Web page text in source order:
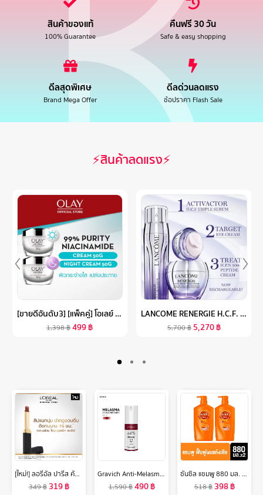
สินค้าของแท้
100% Guarantee
คืนฟรี 30 วัน
Safe & easy shopping
ดีลสุดพิเศษ
Brand Mega Offer
ดีลด่วนลดแรง
ช้อปราคา Flash Sale
⚡สินค้าลดแรง⚡
[ขายดีอันดับ3] [แพ็คคู่] โอเลย์ ลูมินัส ไลท์ เพอร์เฟคติ้ง เดย์ครีม 50 กรัม. + ไนท์ครีม 50 กรัม. ไนอะซินาไมด์ กระจ่างใส สกินแคร์ OLAY LUMINOUS LIGHT PERFECTING DAY SPF 15 PA++ 50G + NIGHT CREAM 50G
1,398฿499฿
LANCOME RENERGIE H.C.F. TRIPLE SERUM 50 ML ลังโคมเซรั่มผสาน 3 พลัง ป้องกันริ้วรอยแห่งวัยในหนึ่งเดียว (เซรั่ม ลังโคม ริ้วรอย ไฮยา วิตซี)
5,700฿ 5,270฿
[ใหม่!] ลอรีอัล ปารีส คัลเลอร์ ริช อินเทนซ์ วอลุ่ม แมท L’OREAL PARIS COLOR RICHE INTENSE VOLUME MATTE (ลิปแมท, ลิปแมทเนื้อนุ่ม, ลิปลอรีอัล, ติดทนนาน 16 ชั่วโมง)
349฿ 319฿
Gravich Anti-Melasma Concentrate Serum 30 ml
1,590฿490฿
ซันซิล แชมพู 880 มล. Sunsilk Shampoo 880 ml. ( ยาสระผม ครีมสระผม แชมพู shampoo ) ของแท้
518฿ 398฿